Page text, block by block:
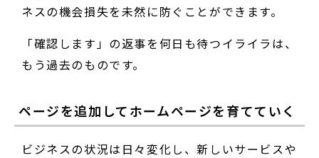
ネスの機会損失を未然に防ぐことができます。
「確認します」の返事を何日も待つイライラは、
もう過去のものです。
ページを追加してホームページを育てていく
ビジネスの状況は日々変化し、新しいサービスや